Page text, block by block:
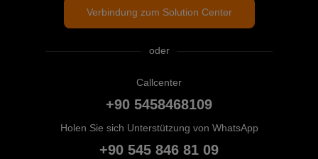
Verbindung zum Solution Center
oder
Callcenter
+90 5458468109
Holen Sie sich Unterstützung von WhatsApp
+90 545 846 81 09